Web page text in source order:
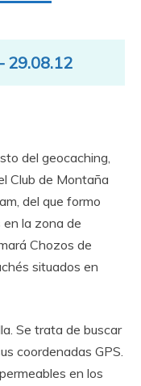
29.08.12
del geocaching,
Club de Montaña
del que formo
la zona de
Chozos de
situados en
Se trata de buscar
coordenadas GPS.
en los